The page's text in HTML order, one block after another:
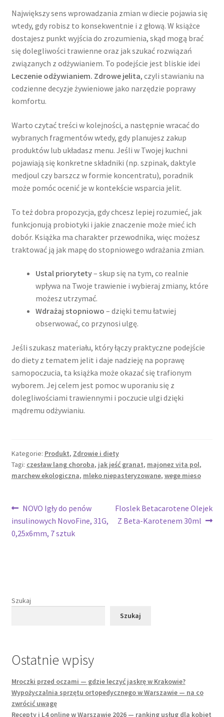
Największy sens wprowadzania zmian w diecie pojawia się
wtedy, gdy robisz to konsekwentnie i z głową. W książce
dostajesz punkt wyjścia do zrozumienia, skąd mogą brać
się dolegliwości trawienne oraz jak szukać rozwiązań
związanych z odżywianiem. To podejście jest bliskie idei
Leczenie odżywianiem. Zdrowe jelita, czyli stawianiu na
codzienne decyzje żywieniowe jako narzędzie poprawy
komfortu.
Warto czytać treści w kolejności, a następnie wracać do
wybranych fragmentów wtedy, gdy planujesz zakup
produktów lub układasz menu. Jeśli w Twojej kuchni
pojawiają się konkretne składniki (np. szpinak, daktyle
medjoul czy barszcz w formie koncentratu), poradnik
może pomóc ocenić je w kontekście wsparcia jelit.
To też dobra propozycja, gdy chcesz lepiej rozumieć, jak
funkcjonują probiotyki i jakie znaczenie może mieć ich
dobór. Książka ma charakter przewodnika, więc możesz
traktować ją jak mapę do stopniowego wdrażania zmian.
Ustal priorytety– skup się na tym, co realnie
wpływa na Twoje trawienie i wybieraj zmiany, które
możesz utrzymać.
Wdrażaj stopniowo – dzięki temu łatwiej
obserwować, co przynosi ulgę.
Jeśli szukasz materiału, który łączy praktyczne podejście
do diety z tematem jelit i daje nadzieję na poprawę
samopoczucia, ta książka może okazać się trafionym
wyborem. Jej celem jest pomoc w uporaniu się z
dolegliwościami trawiennymi i poczucie ulgi dzięki
mądremu odżywianiu.
Kategorie: Produkt, Zdrowie i diety
Tagi: czesław lang choroba, jak jeść granat, majonez vita pol,
marchew ekologiczna, mleko niepasteryzowane, wege mieso
Nawigacja
wpisu
Poprzedni
wpis:
NOVO Igły do penów
insulinowych NovoFine, 31G,
0,25x6mm, 7 sztuk
Następny
wpis:
Floslek Betacarotene Olejek
Z Beta-Karotenem 30ml
Szukaj
Szukaj
Ostatnie wpisy
Mroczki przed oczami — gdzie leczyć jaskrę w Krakowie?
Wypożyczalnia sprzętu ortopedycznego w Warszawie — na co
zwrócić uwagę
Recepty i L4 online w Warszawie 2026 — ranking usług dla kobiet